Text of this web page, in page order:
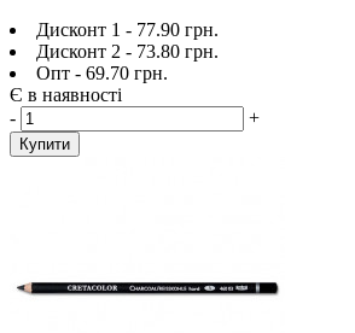
Дисконт 1 - 77.90 грн.
Дисконт 2 - 73.80 грн.
Опт - 69.70 грн.
Є в наявності
-
+
Купити